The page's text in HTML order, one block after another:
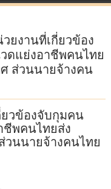
ยงานที่เกี่ยวข้อง
ดแย่งอาชีพคนไทย
ส่วนนายจ้างคน
วข้องจับกุมคน
ชีพคนไทยส่ง
วนนายจ้างคนไทย